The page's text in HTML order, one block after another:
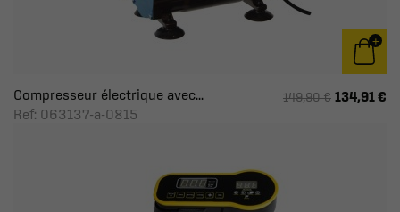
Compresseur électrique avec...
Ref: 063137-a-0815
149,90 € 134,91 €